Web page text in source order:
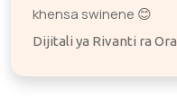
khensa swinene 😊
Dijitali ya Rivanti ra